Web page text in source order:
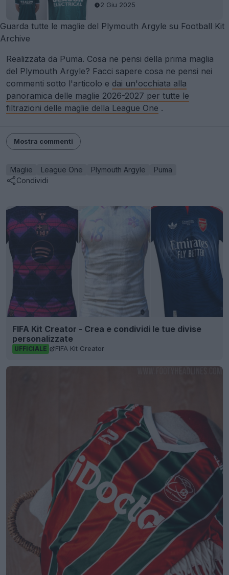
2 Giu 2025
Guarda tutte le maglie del Plymouth Argyle su Football Kit
Archive
Realizzata da Puma. Cosa ne pensi della prima maglia
del Plymouth Argyle? Facci sapere cosa ne pensi nei
commenti sotto l'articolo e dai un'occhiata alla
panoramica delle maglie 2026-2027 per tutte le
filtrazioni delle maglie della League One .
Mostra commenti
Maglie League One Plymouth Argyle
Puma
Condividi
FIFA Kit Creator - Crea e condividi le tue divise
personalizzate
UFFICIALE FIFA Kit Creator